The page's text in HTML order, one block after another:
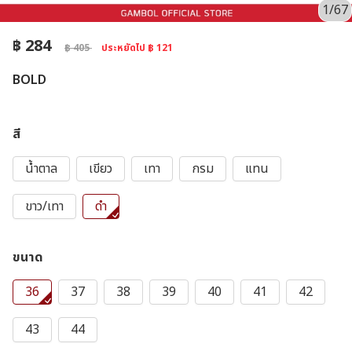
1/67
฿ 284 ฿ 405 ประหยัดไป ฿ 121
BOLD
สี
น้ำตาล
เขียว เทา กรม
แทน
ขาว/เทา
ดำ
ขนาด
36
37 38 39 40 41
42
43
44